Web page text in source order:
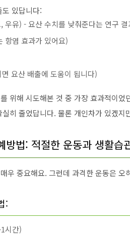
있답니다:
우유) - 요산 수치를 낮춰준다는 연구
항염 효과가 있어요)
요산 배출에 도움이 됩니다)
위해 시도해본 것 중 가장 효과적이
히 줄었답니다. 물론 개인차가 있겠지
방법: 적절한 운동과 생활습
우 중요해요. 그런데 과격한 운동은
:
시간)